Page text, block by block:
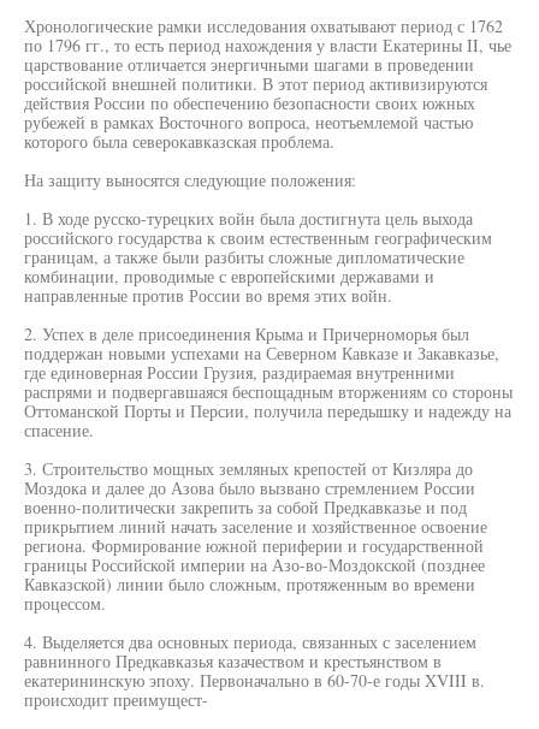
Хронологические рамки исследования охватывают период с 1762
по 1796 гг., то есть период нахождения у власти Екатерины II, чье
царствование отличается энергичными шагами в проведении
российской внешней политики. В этот период активизируются
действия России по обеспечению безопасности своих южных
рубежей в рамках Восточного вопроса, неотъемлемой частью
которого была северокавказская проблема.
На защиту выносятся следующие положения:
1. В ходе русско-турецких войн была достигнута цель выхода
российского государства к своим естественным географическим
границам, а также были разбиты сложные дипломатические
комбинации, проводимые с европейскими державами и
направленные против России во время этих войн.
2. Успех в деле присоединения Крыма и Причерноморья был
поддержан новыми успехами на Северном Кавказе и Закавказье,
где единоверная России Грузия, раздираемая внутренними
распрями и подвергавшаяся беспощадным вторжениям со стороны
Оттоманской Порты и Персии, получила передышку и надежду на
спасение.
3. Строительство мощных земляных крепостей от Кизляра до
Моздока и далее до Азова было вызвано стремлением России
военно-политически закрепить за собой Предкавказье и под
прикрытием линий начать заселение и хозяйственное освоение
региона. Формирование южной периферии и государственной
границы Российской империи на Азо-во-Моздокской (позднее
Кавказской) линии было сложным, протяженным во времени
процессом.
4. Выделяется два основных периода, связанных с заселением
равнинного Предкавказья казачеством и крестьянством в
екатерининскую эпоху. Первоначально в 60-70-е годы XVIII в.
происходит преимущест-